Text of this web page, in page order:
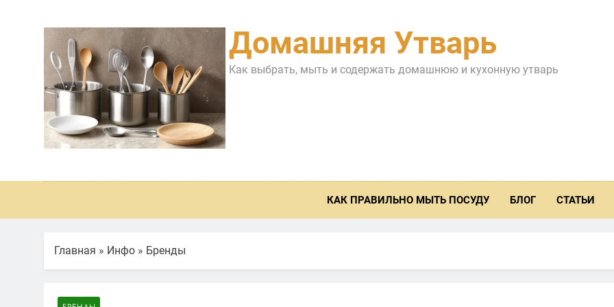
содержимому
Домашняя Утварь
Как выбрать, мыть и содержать домашнюю и кухонную утварь
КАК ПРАВИЛЬНО МЫТЬ ПОСУДУ БЛОГ СТАТЬИ
Главная » Инфо » Бренды